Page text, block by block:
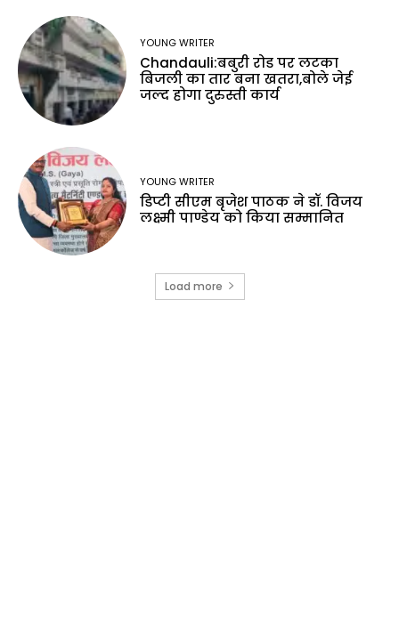
YOUNG WRITER
Chandauli:बबुरी रोड पर लटका
बिजली का तार बना खतरा,बोले जेई
जल्द होगा दुरुस्ती कार्य
YOUNG WRITER
डिप्टी सीएम बृजेश पाठक ने डॉ. विजय
लक्ष्मी पाण्डेय को किया सम्मानित
Load more